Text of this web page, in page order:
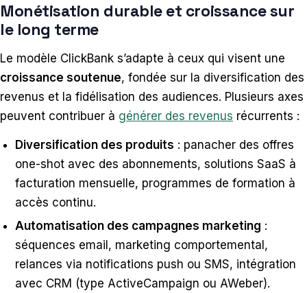
Monétisation durable et croissance sur
le long terme
Le modèle ClickBank s’adapte à ceux qui visent une
croissance soutenue, fondée sur la diversification des
revenus et la fidélisation des audiences. Plusieurs axes
peuvent contribuer à générer des revenus récurrents :
Diversification des produits : panacher des offres
one-shot avec des abonnements, solutions SaaS à
facturation mensuelle, programmes de formation à
accès continu.
Automatisation des campagnes marketing :
séquences email, marketing comportemental,
relances via notifications push ou SMS, intégration
avec CRM (type ActiveCampaign ou AWeber).